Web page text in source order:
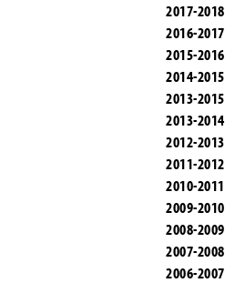
2017-2018
2016-2017
2015-2016
2014-2015
2013-2015
2013-2014
2012-2013
2011-2012
2010-2011
2009-2010
2008-2009
2007-2008
2006-2007